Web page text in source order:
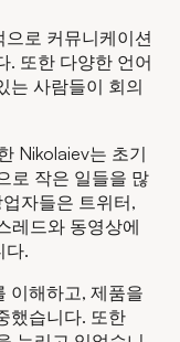
로 커뮤니케이션
. 또한 다양한 언어
는 사람들이 회의
Nikolaiev는 초기
로 작은 일들을 많
자들은 트위터,
레드와 동영상에
다.
이해하고, 제품을
했습니다. 또한